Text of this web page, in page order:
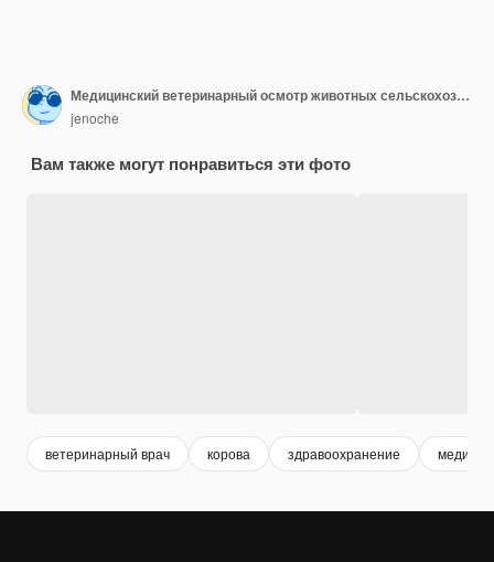
Медицинский ветеринарный осмотр животных сельскохозяйственных животных
jenoche
Вам также могут понравиться эти фото
ветеринарный врач корова здравоохранение